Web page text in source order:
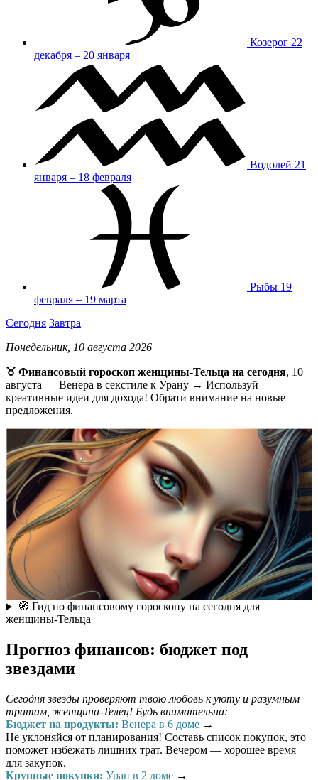
Козерог 22
декабря – 20 января
Водолей 21
января – 18 февраля
Рыбы 19
февраля – 19 марта
Сегодня Завтра
Понедельник, 10 августа 2026
♉ Финансовый гороскоп женщины-Тельца на сегодня, 10
августа — Венера в секстиле к Урану → Используй
креативные идеи для дохода! Обрати внимание на новые
предложения.
🧭 Гид по финансовому гороскопу на сегодня для
женщины-Тельца
Прогноз финансов: бюджет под
звездами
Сегодня звезды проверяют твою любовь к уюту и разумным
тратам, женщина-Телец! Будь внимательна:
Бюджет на продукты: Венера в 6 доме →
Не уклоняйся от планирования! Составь список покупок, это
поможет избежать лишних трат. Вечером — хорошее время
для закупок.
Крупные покупки: Уран в 2 доме →